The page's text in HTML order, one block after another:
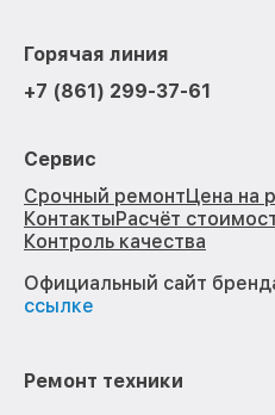
Горячая линия
+7 (861) 299-37-61
Сервис
Срочный ремонтЦена на
КонтактыРасчёт
Контроль качества
Официальный сайт
ссылке
Ремонт техники